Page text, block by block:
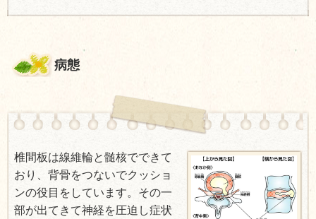
病態
椎間板は線維輪と髄核でできて
おり、背骨をつないでクッショ
ンの役目をしています。その一
部が出てきて神経を圧迫し症状